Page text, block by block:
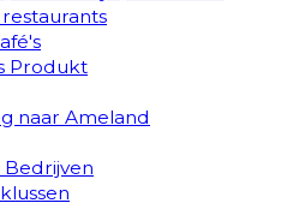
Produkt
naar Ameland